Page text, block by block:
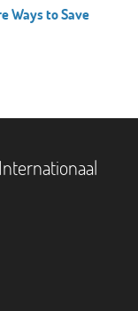
Ways to Save